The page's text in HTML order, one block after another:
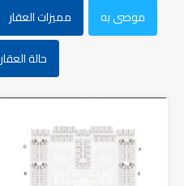
موصى به مميزات العقار
حالة العقار